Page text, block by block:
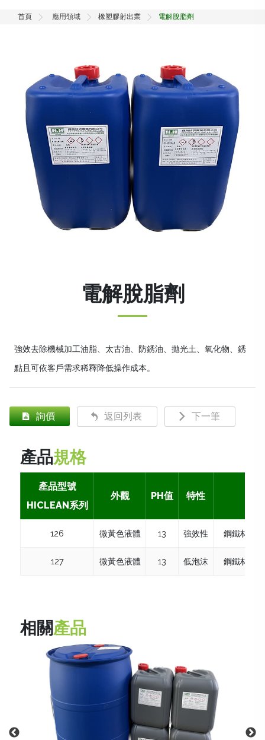
首頁 應用領域 橡塑膠射出業 電解脫脂劑
電解脫脂劑
強效去除機械加工油脂、太古油、防銹油、拋光土、氧化物、銹
點且可依客戶需求稀釋降低操作成本。
詢價 返回列表 下一筆
產品規格
產品型號
HICLEAN系列
外觀 PH值 特性
126 微黃色液體 13 強效性 鋼鐵材質
127 微黃色液體 13 低泡沫 鋼鐵材質
相關產品